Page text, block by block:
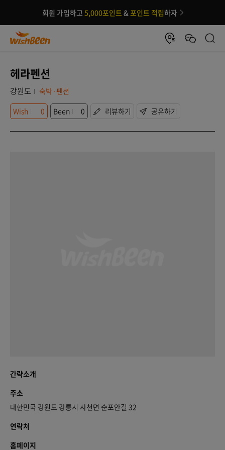
회원 가입하고 5,000포인트 &포인트 적립하자
헤라펜션
강원도
숙박·펜션
Wish
0 Been 0 리뷰하기 공유하기
간략소개
주소
대한민국 강원도 강릉시 사천면 순포안길 32
연락처
홈페이지